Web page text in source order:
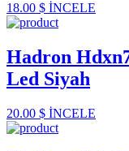
18.00 $ İNCELE
Hadron
Led Siyah
20.00 $ İNCELE